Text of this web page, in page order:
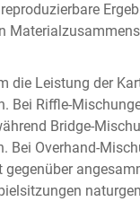
die Leistung der
Bei Riffle-
Bridge-
Bei Overhand-